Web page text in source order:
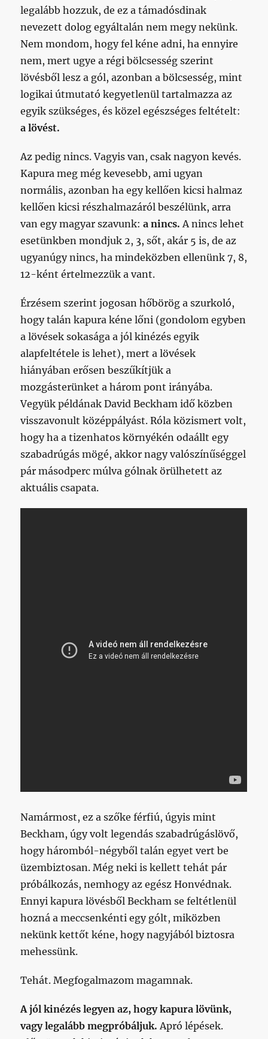
legalább hozzuk, de ez a támadósdinak
nevezett dolog egyáltalán nem megy nekünk.
Nem mondom, hogy fel kéne adni, ha ennyire
nem, mert ugye a régi bölcsesség szerint
lövésből lesz a gól, azonban a bölcsesség, mint
logikai útmutató kegyetlenül tartalmazza az
egyik szükséges, és közel egészséges feltételt:
a lövést.
Az pedig nincs. Vagyis van, csak nagyon kevés.
Kapura meg még kevesebb, ami ugyan
normális, azonban ha egy kellően kicsi halmaz
kellően kicsi részhalmazáról beszélünk, arra
van egy magyar szavunk:a nincs. A nincs lehet
esetünkben mondjuk 2, 3, sőt, akár 5 is, de az
ugyanúgy nincs, ha mindeközben ellenünk 7, 8,
12-ként értelmezzük a vant.
Érzésem szerint jogosan hőbörög a szurkoló,
hogy talán kapura kéne lőni (gondolom egyben
a lövések sokasága a jól kinézés egyik
alapfeltétele is lehet), mert a lövések
hiányában erősen beszűkítjük a
mozgásterünket a három pont irányába.
Vegyük példának David Beckham idő közben
visszavonult középpályást. Róla közismert volt,
hogy ha a tizenhatos környékén odaállt egy
szabadrúgás mögé, akkor nagy valószínűséggel
pár másodperc múlva gólnak örülhetett az
aktuális csapata.
Namármost, ez a szőke férfiú, úgyis mint
Beckham, úgy volt legendás szabadrúgáslövő,
hogy háromból-négyből talán egyet vert be
üzembiztosan. Még neki is kellett tehát pár
próbálkozás, nemhogy az egész Honvédnak.
Ennyi kapura lövésből Beckham se feltétlenül
hozná a meccsenkénti egy gólt, miközben
nekünk kettőt kéne, hogy nagyjából biztosra
mehessünk.
Tehát. Megfogalmazom magamnak.
A jól kinézés legyen az, hogy kapura lövünk,
vagy legalább megpróbáljuk. Apró lépések.